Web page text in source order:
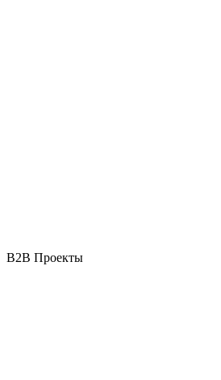
B2B Проекты